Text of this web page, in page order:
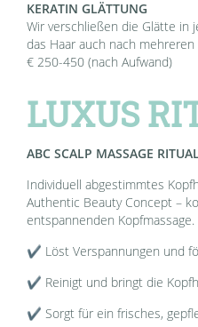
KERATIN GLÄTTUNG
Wir verschließen die Glätte in
das Haar auch nach
€ 250-450 (nach Aufwand)
LUXUS
ABC SCALP MASSAGE
Individuell abgestimmtes
Authentic Beauty Concept –
entspannenden Kopfmassage.
✔ Löst Verspannungen und
✔ Reinigt und bringt die
✔ Sorgt für ein frisches,